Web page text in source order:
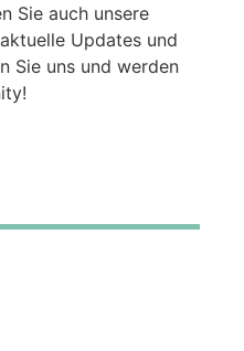
Sie auch unsere
Updates und
Sie uns und werden